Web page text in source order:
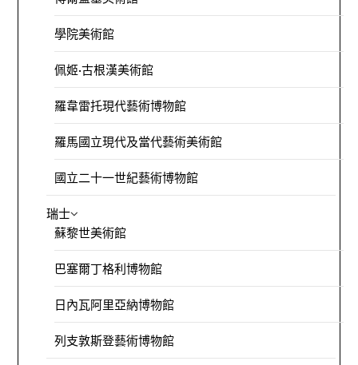
學院美術館
佩姬·古根漢美術館
羅韋雷托現代藝術博物館
羅馬國立現代及當代藝術美術館
國立二十一世紀藝術博物館
瑞士
蘇黎世美術館
巴塞爾丁格利博物館
日內瓦阿里亞納博物館
列支敦斯登藝術博物館